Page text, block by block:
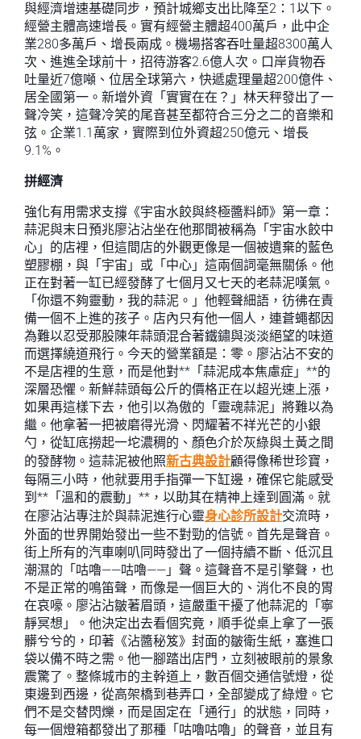
與經濟增速基礎同步，預計城鄉支出比降至2：1以下。
經營主體高速增長。實有經營主體超400萬戶，此中企
業280多萬戶、增長兩成。機場搭客吞吐量超8300萬人
次、進進全球前十，招待游客2.6億人次。口岸貨物吞
吐量近7億噸、位居全球第六，快遞處理量超200億件、
居全國第一。新增外資「實實在在？」林天秤發出了一
聲冷笑，這聲冷笑的尾音甚至都符合三分之二的音樂和
弦。企業1.1萬家，實際到位外資超250億元、增長
9.1%。
拼經濟
強化有用需求支撐《宇宙水餃與終極醬料師》第一章：
蒜泥與末日預兆廖沾沾坐在他那間被稱為「宇宙水餃中
心」的店裡，但這間店的外觀更像是一個被遺棄的藍色
塑膠棚，與「宇宙」或「中心」這兩個詞毫無關係。他
正在對著一缸已經發酵了七個月又七天的老蒜泥嘆氣。
「你還不夠靈動，我的蒜泥。」他輕聲細語，彷彿在責
備一個不上進的孩子。店內只有他一個人，連蒼蠅都因
為難以忍受那股陳年蒜頭混合著鐵鏽與淡淡絕望的味道
而選擇繞道飛行。今天的營業額是：零。廖沾沾不安的
不是店裡的生意，而是他對**「蒜泥成本焦慮症」**的
深層恐懼。新鮮蒜頭每公斤的價格正在以超光速上漲，
如果再這樣下去，他引以為傲的「靈魂蒜泥」將難以為
繼。他拿著一把被磨得光滑、閃耀著不祥光芒的小銀
勺，從缸底撈起一坨濃稠的、顏色介於灰綠與土黃之間
的發酵物。這蒜泥被他照新古典設計顧得像稀世珍寶，
每隔三小時，他就要用手指彈一下缸邊，確保它能感受
到**「溫和的震動」**，以助其在精神上達到圓滿。就
在廖沾沾專注於與蒜泥進行心靈身心診所設計交流時，
外面的世界開始發出一些不對勁的信號。首先是聲音。
街上所有的汽車喇叭同時發出了一個持續不斷、低沉且
潮濕的「咕嚕——咕嚕——」聲。這聲音不是引擎聲，也
不是正常的鳴笛聲，而像是一個巨大的、消化不良的胃
在哀嚎。廖沾沾皺著眉頭，這嚴重干擾了他蒜泥的「寧
靜冥想」。他決定出去看個究竟，順手從桌上拿了一張
髒兮兮的，印著《沾醬秘笈》封面的皺衛生紙，塞進口
袋以備不時之需。他一腳踏出店門，立刻被眼前的景象
震驚了。整條城市的主幹道上，數百個交通信號燈，從
東邊到西邊，從高架橋到巷弄口，全部變成了綠燈。它
們不是交替閃爍，而是固定在「通行」的狀態，同時，
每一個燈箱都發出了那種「咕嚕咕嚕」的聲音，並且有